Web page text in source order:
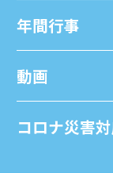
年間⾏事
動画
コロナ災害